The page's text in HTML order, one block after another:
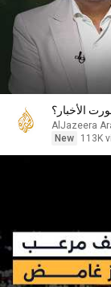
New
113K